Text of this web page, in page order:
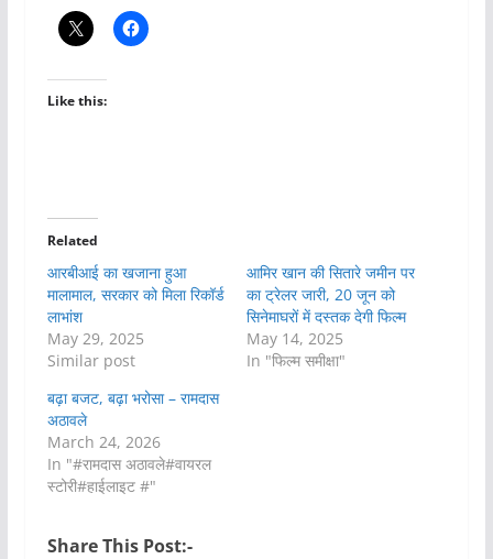
Like this:
Related
आरबीआई का खजाना हुआ
मालामाल, सरकार को मिला रिकॉर्ड
लाभांश
May 29, 2025
Similar post
आमिर खान की सितारे जमीन पर
का ट्रेलर जारी, 20 जून को
सिनेमाघरों में दस्तक देगी फिल्म
May 14, 2025
In "फिल्म समीक्षा"
बढ़ा बजट, बढ़ा भरोसा – रामदास
अठावले
March 24, 2026
In "#रामदास अठावले#वायरल
स्टोरी#हाईलाइट #"
Share This Post:-